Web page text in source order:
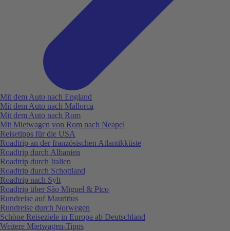
Mit dem Auto nach England
Mit dem Auto nach Mallorca
Mit dem Auto nach Rom
Mit Mietwagen von Rom nach Neapel
Reisetipps für die USA
Roadtrip an der französischen Atlantikküste
Roadtrip durch Albanien
Roadtrip durch Italien
Roadtrip durch Schottland
Roadtrip nach Sylt
Roadtrip über São Miguel & Pico
Rundreise auf Mauritius
Rundreise durch Norwegen
Schöne Reiseziele in Europa ab Deutschland
Weitere Mietwagen-Tipps